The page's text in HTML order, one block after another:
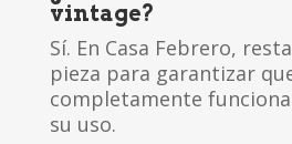
vintage?
Sí. En Casa Febrero,
pieza para garantizar
completamente
su uso.